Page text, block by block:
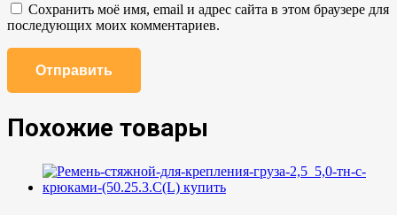
Сохранить моё имя, email и адрес сайта в этом браузере для
последующих моих комментариев.
Похожие товары